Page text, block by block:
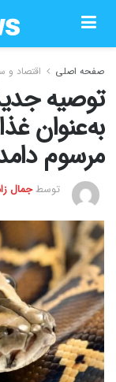
صفحه اصلی اقتصاد و
توصیه
به‌عنوان
مرسوم
توسطجمال